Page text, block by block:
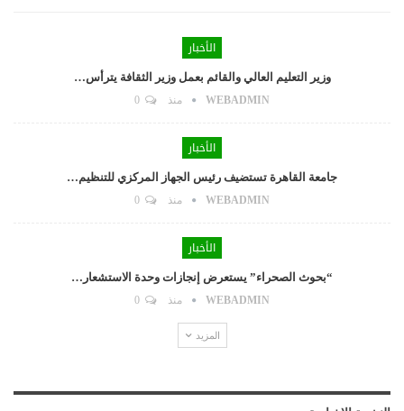
الأخبار
وزير التعليم العالي والقائم بعمل وزير الثقافة يترأس…
WEBADMIN منذ
الأخبار
جامعة القاهرة تستضيف رئيس الجهاز المركزي للتنظيم…
WEBADMIN منذ
الأخبار
“بحوث الصحراء” يستعرض إنجازات وحدة الاستشعار…
WEBADMIN منذ
المزيد